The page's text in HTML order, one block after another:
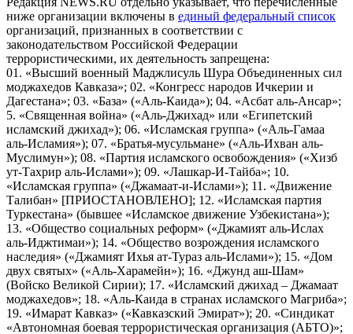
ниже организации включены в единый федеральный список
организаций, признанных в соответствии с
законодательством Российской Федерации
террористическими, их деятельность запрещена:
01. «Высший военный Маджлисуль Шура Объединенных сил
моджахедов Кавказа»; 02. «Конгресс народов Ичкерии и
Дагестана»; 03. «База» («Аль-Каида»); 04. «Асбат аль-Ансар»;
5. «Священная война» («Аль-Джихад» или «Египетский
исламский джихад»); 06. «Исламская группа» («Аль-Гамаа
аль-Исламия»); 07. «Братья-мусульмане» («Аль-Ихван аль-
Муслимун»); 08. «Партия исламского освобождения» («Хизб
ут-Тахрир аль-Ислами»); 09. «Лашкар-И-Тайба»; 10.
«Исламская группа» («Джамаат-и-Ислами»); 11. «Движение
Талибан» [ПРИОСТАНОВЛЕНО]; 12. «Исламская партия
Туркестана» (бывшее «Исламское движение Узбекистана»);
13. «Общество социальных реформ» («Джамият аль-Ислах
аль-Иджтимаи»); 14. «Общество возрождения исламского
наследия» («Джамият Ихья ат-Тураз аль-Ислами»); 15. «Дом
двух святых» («Аль-Харамейн»); 16. «Джунд аш-Шам»
(Войско Великой Сирии); 17. «Исламский джихад – Джамаат
моджахедов»; 18. «Аль-Каида в странах исламского Магриба»;
19. «Имарат Кавказ» («Кавказский Эмират»); 20. «Синдикат
«Автономная боевая террористическая организация (АБТО)»;